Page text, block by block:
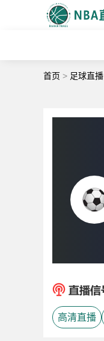
首页 > 足球直播
高清直播